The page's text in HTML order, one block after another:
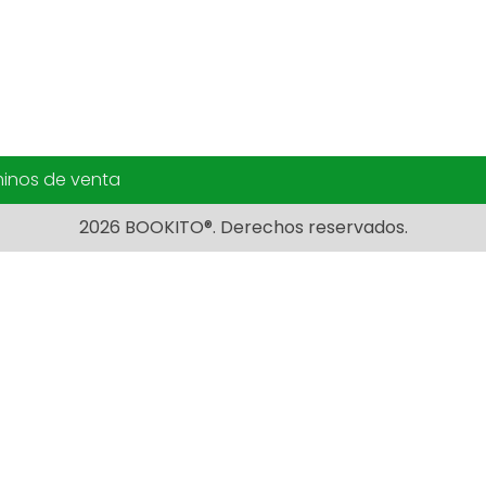
de venta
2026 BOOKITO®. Derechos reservados.